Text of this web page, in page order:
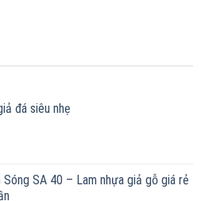
đá siêu nhẹ
Sóng SA 40 – Lam nhựa giả gỗ giá rẻ